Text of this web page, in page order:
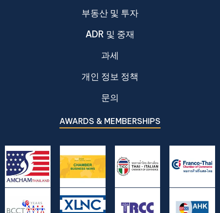
부동산 및 투자
ADR 및 중재
과세
개인 정보 정책
문의
AWARDS & MEMBERSHIPS